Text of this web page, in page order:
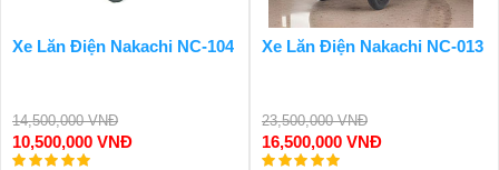
Xe Lăn Điện Nakachi NC-104
14,500,000 VNĐ
10,500,000 VNĐ
Xe Lăn Điện Nakachi NC-013
23,500,000 VNĐ
16,500,000 VNĐ